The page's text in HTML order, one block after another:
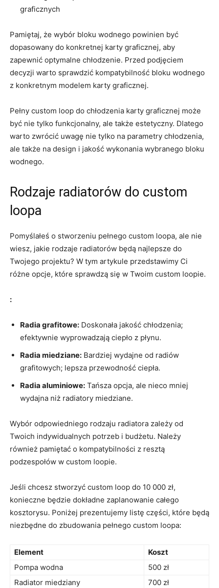
graficznych
Pamiętaj, że wybór bloku wodnego ⁢powinien być‌
dopasowany do konkretnej karty graficznej, aby
zapewnić optymalne chłodzenie. Przed podjęciem
decyzji ⁣warto sprawdzić kompatybilność bloku ⁣wodnego
z konkretnym modelem karty graficznej.
Pełny custom loop do chłodzenia karty ‌graficznej może
być nie tylko ⁤funkcjonalny, ale także estetyczny. Dlatego
warto zwrócić uwagę nie⁤ tylko na parametry chłodzenia,
ale także na design i jakość wykonania wybranego bloku
wodnego.
Rodzaje radiatorów do custom
⁣loopa
Pomyślałeś o ⁢stworzeniu pełnego custom⁣ loopa, ale nie
wiesz, jakie rodzaje radiatorów będą najlepsze do
Twojego projektu?‌ W tym artykule ‍przedstawimy Ci
różne opcje, które ‌sprawdzą się‌ w ⁣Twoim custom‍ loopie.
:
Radia ​grafitowe: Doskonała jakość chłodzenia;‍
efektywnie wyprowadzają ciepło z płynu.
Radia ⁤miedziane: Bardziej wydajne od radiów
grafitowych; lepsza przewodność ciepła.
Radia aluminiowe: Tańsza opcja, ⁤ale nieco mniej
‍wydajna niż radiatory miedziane.
Wybór odpowiedniego rodzaju radiatora zależy od
Twoich indywidualnych potrzeb⁢ i budżetu. ⁢Należy
również‌ pamiętać ​o kompatybilności z ‌resztą
podzespołów ‍w custom loopie.
Jeśli chcesz stworzyć​ custom ⁣loop do 10 000 zł,
konieczne będzie dokładne ​zaplanowanie całego⁤
kosztorysu. Poniżej⁤ prezentujemy listę części, które będą​
niezbędne do ⁤zbudowania pełnego custom‌ loopa:
Element
Koszt
Pompa wodna
500 zł
Radiator miedziany
700 zł